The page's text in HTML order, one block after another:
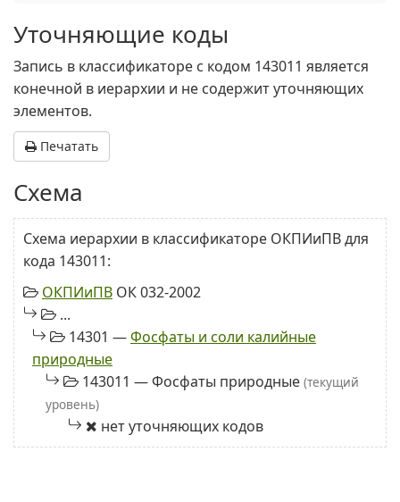
Уточняющие коды
Запись в классификаторе с кодом 143011 является
конечной в иерархии и не содержит уточняющих
элементов.
Печатать
Схема
Схема иерархии в классификаторе ОКПИиПВ для
кода 143011:
ОКПИиПВ ОК 032-2002
...
14301 —Фосфаты и соли калийные
природные
143011 — Фосфаты природные (текущий
уровень)
нет уточняющих кодов